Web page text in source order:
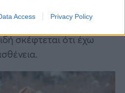
Access Privacy Policy
ψήφο σας, δεν τη
σκέφτεται ότι έχω